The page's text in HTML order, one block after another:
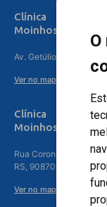
Clínica
Moinhos de Vento
Av. Getúlio Vargas,
Ver no mapa
Clínica
Moinhos de
Rua Coronel Aparício
RS, 90870-016
Ver no mapa